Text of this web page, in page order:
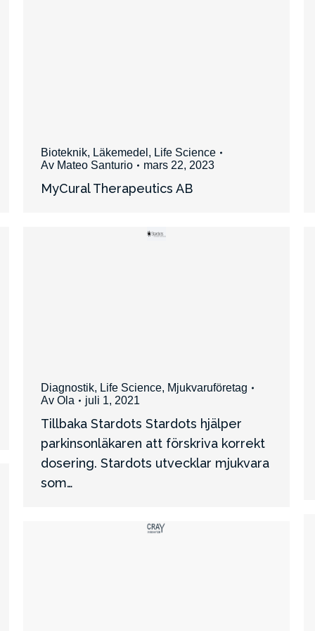
Bioteknik, Läkemedel , Life Science
Av Mateo Santurio mars 22, 2023
MyCural Therapeutics AB
Diagnostik, Life Science, Mjukvaruföretag
Av Ola juli 1, 2021
Tillbaka Stardots Stardots hjälper
parkinsonläkaren att förskriva korrekt
dosering. Stardots utvecklar mjukvara
som…